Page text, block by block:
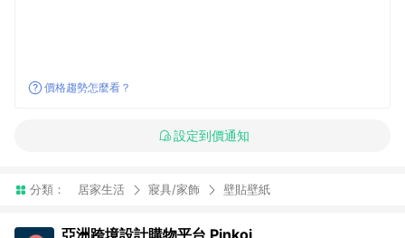
價格趨勢怎麼看？
設定到價通知
分類： 居家生活 寢具/家飾 壁貼壁紙
亞洲跨境設計購物平台 Pinkoi